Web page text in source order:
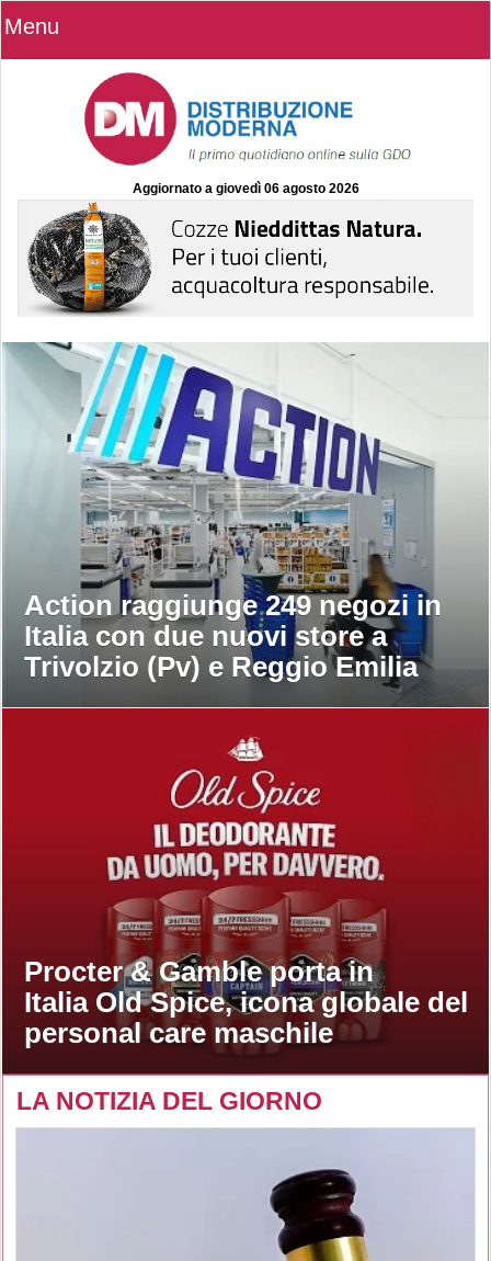
Menu
Aggiornato a giovedì 06 agosto 2026
Action raggiunge 249 negozi in
Italia con due nuovi store a
Trivolzio (Pv) e Reggio Emilia
Procter & Gamble porta in
Italia Old Spice, icona globale del
personal care maschile
LA NOTIZIA DEL GIORNO